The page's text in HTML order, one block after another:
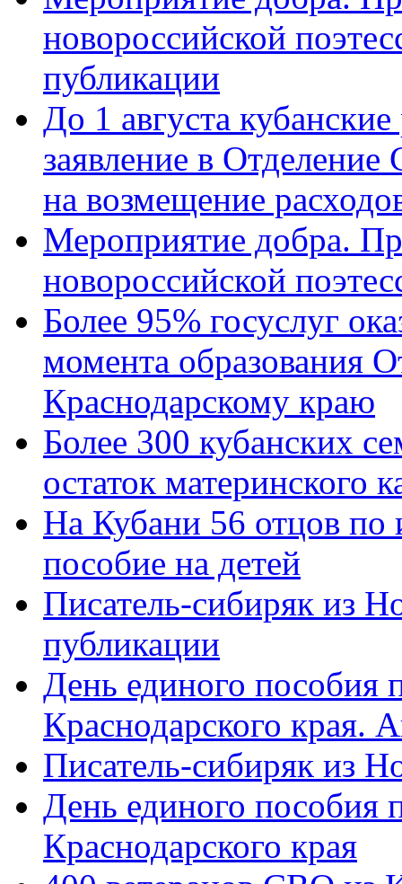
новороссийской
публикации
До 1 августа
заявление в
на возмещение
Мероприятие добра.
новороссийской
Более 95% госуслуг
момента образования
Краснодарскому краю
Более 300 кубанских
остаток материнского
На Кубани 56 отцов по
пособие на детей
Писатель-сибиряк из
публикации
День единого пособия
Краснодарского края.
Писатель-сибиряк из
День единого пособия
Краснодарского края